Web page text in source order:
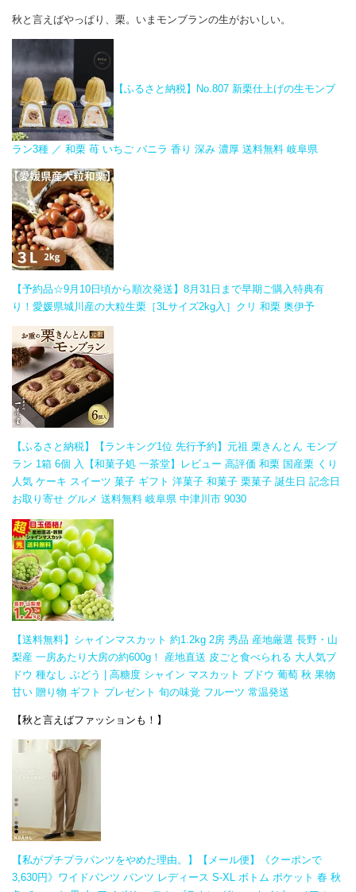
秋と言えばやっぱり、栗。いまモンブランの生がおいしい。
【ふるさと納税】No.807 新栗仕上げの生モンブ
ラン3種 ／ 和栗 苺 いちご バニラ 香り 深み 濃厚 送料無料 岐阜県
【予約品☆9月10日頃から順次発送】8月31日まで早期ご購入特典有
り！愛媛県城川産の大粒生栗［3Lサイズ2kg入］クリ 和栗 奥伊予
【ふるさと納税】【ランキング1位 先行予約】元祖 栗きんとん モンブ
ラン 1箱 6個 入【和菓子処 一茶堂】レビュー 高評価 和栗 国産栗 くり
人気 ケーキ スイーツ 菓子 ギフト 洋菓子 和菓子 栗菓子 誕生日 記念日
お取り寄せ グルメ 送料無料 岐阜県 中津川市 9030
【送料無料】シャインマスカット 約1.2kg 2房 秀品 産地厳選 長野・山
梨産 一房あたり大房の約600g！ 産地直送 皮ごと食べられる 大人気ブ
ドウ 種なし ぶどう | 高糖度 シャイン マスカット ブドウ 葡萄 秋 果物
甘い 贈り物 ギフト プレゼント 旬の味覚 フルーツ 常温発送
​【秋と言えばファッションも！】
【私がプチプラパンツをやめた理由。】【メール便】《クーポンで
3,630円》ワイドパンツ パンツ レディース S-XL ボトム ポケット 春 秋